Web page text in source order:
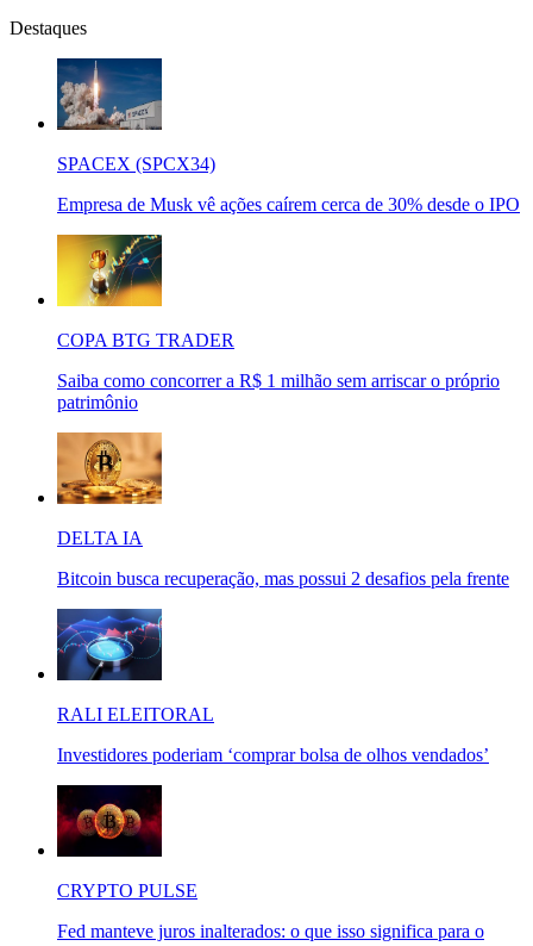
Destaques
SPACEX (SPCX34)
Empresa de Musk vê ações caírem cerca de 30% desde o IPO
COPA BTG TRADER
Saiba como concorrer a R$ 1 milhão sem arriscar o próprio
patrimônio
DELTA IA
Bitcoin busca recuperação, mas possui 2 desafios pela frente
RALI ELEITORAL
Investidores poderiam ‘comprar bolsa de olhos vendados’
CRYPTO PULSE
Fed manteve juros inalterados: o que isso significa para o